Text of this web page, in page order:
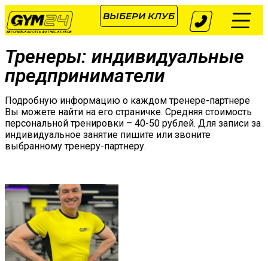
ЕВРОПЕЙСКАЯ СЕТЬ ФИТНЕС-КЛУБОВ
ВЫБЕРИ КЛУБ
Тренеры: индивидуальные
предприниматели
Подробную информацию о каждом тренере-партнере
Вы можете найти на его страничке. Средняя стоимость
персональной тренировки – 40-50 рублей. Для записи за
индивидуальное занятие пишите или звоните
выбранному тренеру-партнеру.